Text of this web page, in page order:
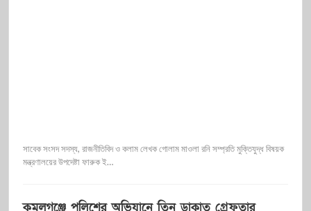
সাবেক সংসদ সদস্য, রাজনীতিবিদ ও কলাম লেখক গোলাম মাওলা রনি সম্প্রতি মুক্তিযুদ্ধ বিষয়ক
মন্ত্রণালয়ের উপদেষ্টা ফারুক ই…